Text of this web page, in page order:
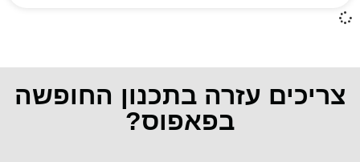
צריכים עזרה בתכנון החופשה
בפאפוס?